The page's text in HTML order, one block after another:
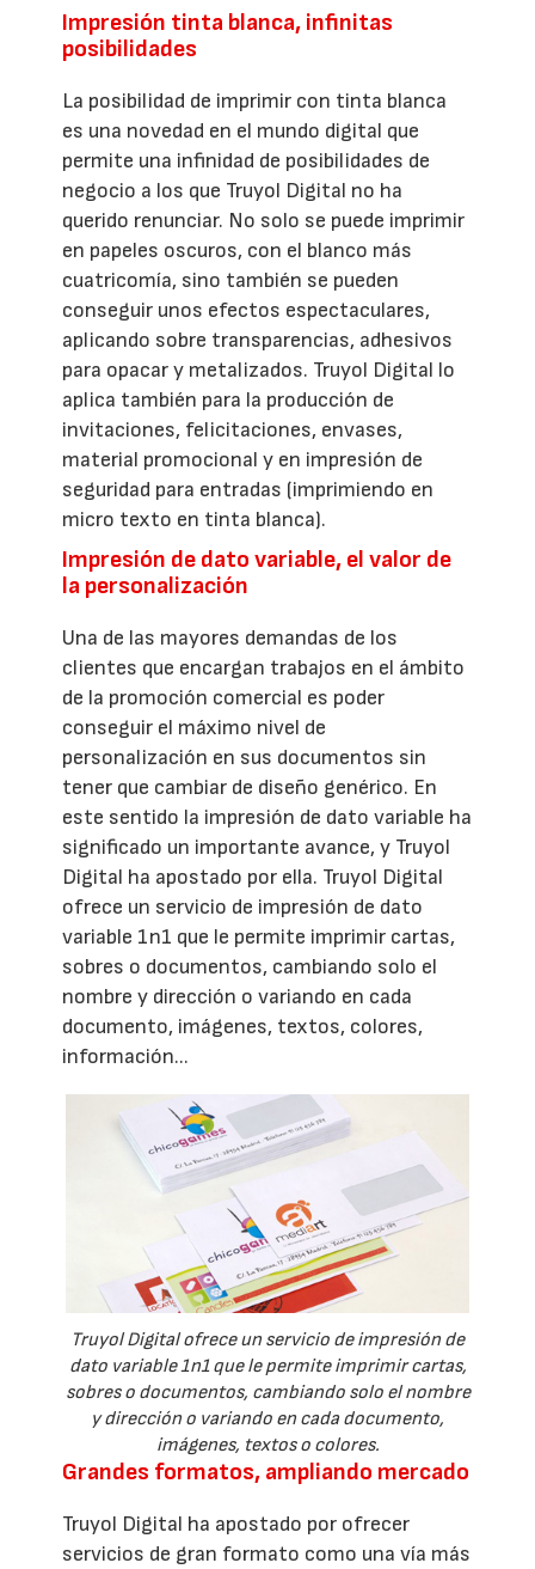
Impresión tinta blanca, infinitas
posibilidades
La posibilidad de imprimir con tinta blanca
es una novedad en el mundo digital que
permite una infinidad de posibilidades de
negocio a los que Truyol Digital no ha
querido renunciar. No solo se puede imprimir
en papeles oscuros, con el blanco más
cuatricomía, sino también se pueden
conseguir unos efectos espectaculares,
aplicando sobre transparencias, adhesivos
para opacar y metalizados. Truyol Digital lo
aplica también para la producción de
invitaciones, felicitaciones, envases,
material promocional y en impresión de
seguridad para entradas (imprimiendo en
micro texto en tinta blanca).
Impresión de dato variable, el valor de
la personalización
Una de las mayores demandas de los
clientes que encargan trabajos en el ámbito
de la promoción comercial es poder
conseguir el máximo nivel de
personalización en sus documentos sin
tener que cambiar de diseño genérico. En
este sentido la impresión de dato variable ha
significado un importante avance, y Truyol
Digital ha apostado por ella. Truyol Digital
ofrece un servicio de impresión de dato
variable 1n1 que le permite imprimir cartas,
sobres o documentos, cambiando solo el
nombre y dirección o variando en cada
documento, imágenes, textos, colores,
información...
Truyol Digital ofrece un servicio de impresión de
dato variable 1n1 que le permite imprimir cartas,
sobres o documentos, cambiando solo el nombre
y dirección o variando en cada documento,
imágenes, textos o colores.
Grandes formatos, ampliando mercado
Truyol Digital ha apostado por ofrecer
servicios de gran formato como una vía más